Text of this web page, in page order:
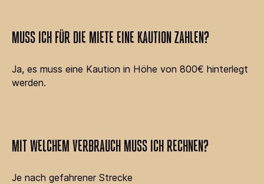
MUSS ICH FÜR DIE MIETE EINE KAUTION ZAHLEN?
Ja, es muss eine Kaution in Höhe von 800€ hinterlegt
werden.
MIT WELCHEM VERBRAUCH MUSS ICH RECHNEN?
Je nach gefahrener Strecke